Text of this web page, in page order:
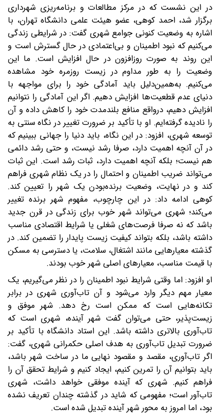
در این نشست که در مرکز مطالعات و برنامه‌ریزی شهرداری
برگزار شد، احمد کوهی، عضو هیئت علمی دانشگاه تهران، با
اشاره به وضعیت کنونی جوامع شهری گفت: در شرایطی زندگی
می‌کنیم که نبود اطمینان و بی‌اعتمادی در حال گسترش است و
این روند به‌ صورت روزافزون در حال افزایش است. ما این
وضعیت را به‌ طور مداوم در زیست روزمره خود مشاهده
می‌کنیم. به‌همین‌دلیل باید آمادگی خود را برای مواجهه با
دنیای عدم قطعیت‌ها افزایش دهیم. اگر این آمادگی را نتوانیم
افزایش دهیم، در‌واقع منافع بلندمدت خود را کاهش داده و آن
را نادیده گرفته‌ایم. او با تأکید بر ضرورت تغییر در نگاه سنتی به
توسعه شهری، افزود: در این نگاه، باید دنیا را جهانی ببینیم که
در آن آنچه اهمیت دارد، صرفا رشد نیست، و حتی رشد دائمی
هم نیست؛ بلکه آنچه اهمیت دارد، ثبات رشد است. این ثبات
می‌تواند ضریب اطمینان و احتمال را در یک نظام شهری فراهم
کند و در نهایت، وضعیت برنده‌بودن یک شهر را تعیین کند.
کوهی ادامه داد: در این چارچوب، مفهوم شهر برنده تغییر
می‌کند؛ شهری می‌تواند شهر خوب برای زندگی در قرن جدید
باشد که نه صرفا فرصت‌های شغلی یا شرایط اقتصادی مناسب
داشته باشد، بلکه بتواند کیفیت زیست پایدار را تضمین کند. در
گذشته معیارهایی مانند اشتغال، سلامت، یا دسترسی به مسکن
با قیمت مناسب، معیارهای اصلی شهر خوب بودند.
او افزود: اما وقتی شرایط نبود اطمینان را در نظر می‌گیریم، یک
معیار مهم دیگر وارد می‌شود و آن تاب‌آوری شهری در برابر
تکانه‌هایی است که ممکن است رخ دهد. شهر موفق و
زیست‌پذیر، حتی می‌توان گفت شهر آینده، شهری است که
تاب‌آوری بالاتری داشته باشد. این استاد دانشگاه با تأکید بر
ضرورت تبدیل تاب‌آوری به هدف اصلی حکمرانی شهری، گفت:
اگر تاب‌آوری، مقصد و مقصود نهایی ما در ساخت شهر باشد،
باید بتوانیم آن را تمرین کنیم، ایجاد کنیم و شرایط تحقق آن را
فراهم کنیم. شهری که آینده موفقی خواهد داشت، شهری
تاب‌آور است؛ مفهومی که شاید در گذشته چندان تعریف نشده
بود، اما امروز به محور شهر آینده تبدیل شده است.